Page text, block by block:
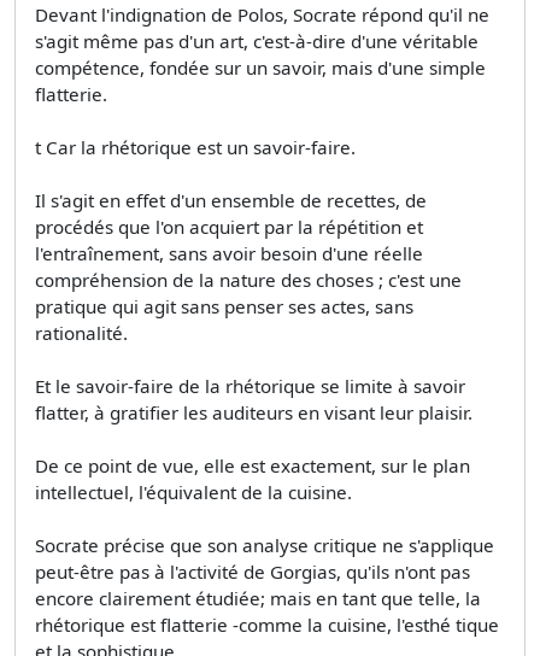
Devant l'indignation de Polos, Socrate répond qu'il ne
s'agit même pas d'un art, c'est-à-dire d'une véritable
compétence, fondée sur un savoir, mais d'une simple
flatterie.
t Car la rhétorique est un savoir-faire.
Il s'agit en effet d'un ensemble de recettes, de
procédés que l'on acquiert par la répétition et
l'entraînement, sans avoir besoin d'une réelle
compréhension de la nature des choses ; c'est une
pratique qui agit sans penser ses actes, sans
rationalité.
Et le savoir-faire de la rhétorique se limite à savoir
flatter, à gratifier les auditeurs en visant leur plaisir.
De ce point de vue, elle est exactement, sur le plan
intellectuel, l'équivalent de la cuisine.
Socrate précise que son analyse critique ne s'applique
peut-être pas à l'activité de Gorgias, qu'ils n'ont pas
encore clairement étudiée; mais en tant que telle, la
rhétorique est flatterie -comme la cuisine, l'esthé­ tique
et la sophistique.